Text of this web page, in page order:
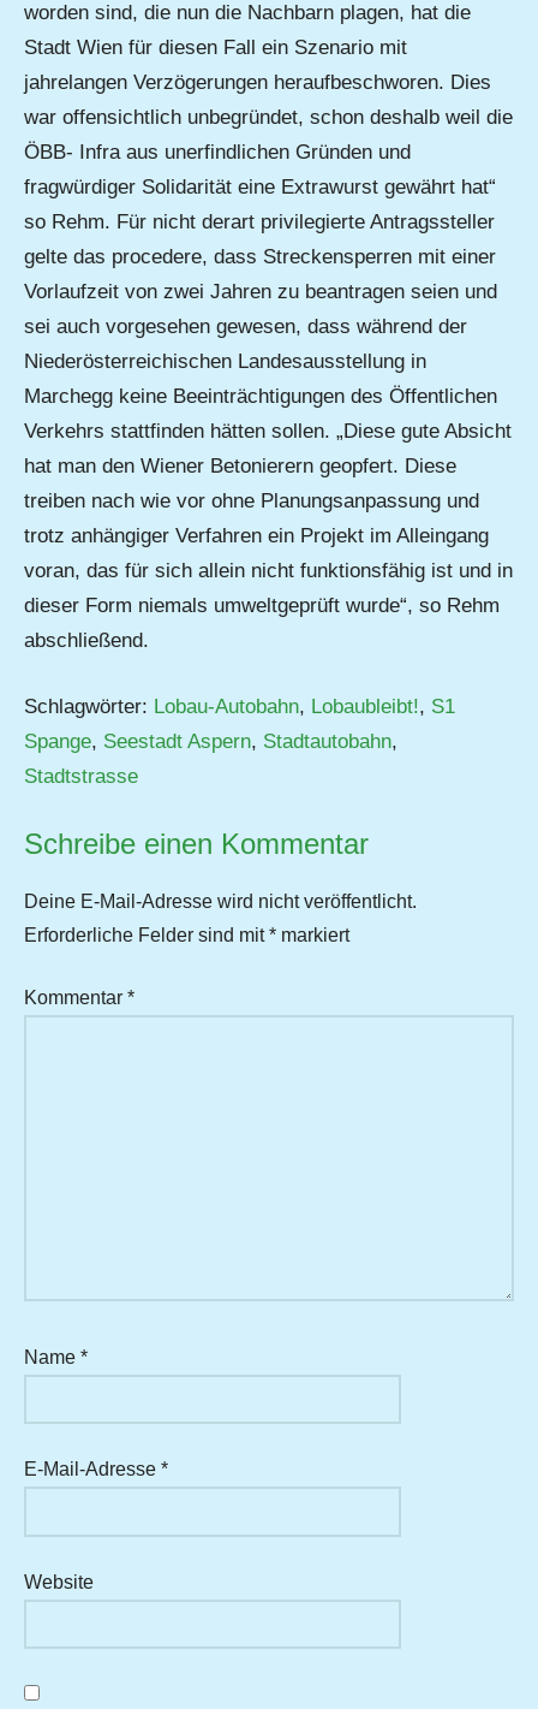
worden sind, die nun die Nachbarn plagen, hat die
Stadt Wien für diesen Fall ein Szenario mit
jahrelangen Verzögerungen heraufbeschworen. Dies
war offensichtlich unbegründet, schon deshalb weil die
ÖBB- Infra aus unerfindlichen Gründen und
fragwürdiger Solidarität eine Extrawurst gewährt hat“
so Rehm. Für nicht derart privilegierte Antragssteller
gelte das procedere, dass Streckensperren mit einer
Vorlaufzeit von zwei Jahren zu beantragen seien und
sei auch vorgesehen gewesen, dass während der
Niederösterreichischen Landesausstellung in
Marchegg keine Beeinträchtigungen des Öffentlichen
Verkehrs stattfinden hätten sollen. „Diese gute Absicht
hat man den Wiener Betonierern geopfert. Diese
treiben nach wie vor ohne Planungsanpassung und
trotz anhängiger Verfahren ein Projekt im Alleingang
voran, das für sich allein nicht funktionsfähig ist und in
dieser Form niemals umweltgeprüft wurde“, so Rehm
abschließend.
Schlagwörter: Lobau-Autobahn, Lobaubleibt!, S1
Spange, Seestadt Aspern, Stadtautobahn,
Stadtstrasse
Schreibe einen Kommentar
Deine E-Mail-Adresse wird nicht veröffentlicht.
Erforderliche Felder sind mit* markiert
Kommentar *
Name *
E-Mail-Adresse *
Website